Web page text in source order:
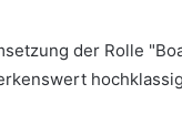
der Rolle